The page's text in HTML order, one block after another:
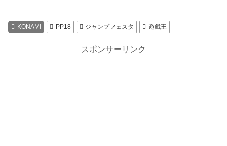
KONAMI PP18 ジャンプフェスタ 遊戯王
スポンサーリンク